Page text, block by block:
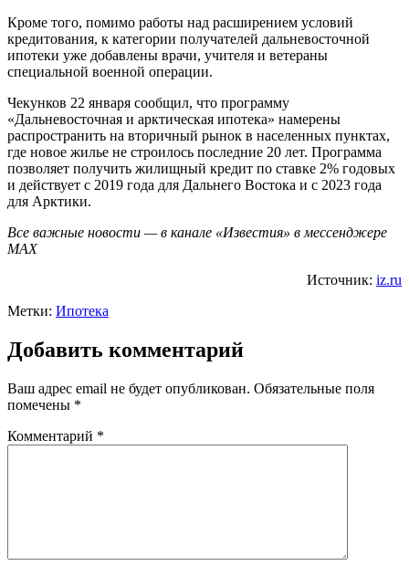
Кроме того, помимо работы над расширением условий
кредитования, к категории получателей дальневосточной
ипотеки уже добавлены врачи, учителя и ветераны
специальной военной операции.
Чекунков 22 января сообщил, что программу
«Дальневосточная и арктическая ипотека» намерены
распространить на вторичный рынок в населенных пунктах,
где новое жилье не строилось последние 20 лет. Программа
позволяет получить жилищный кредит по ставке 2% годовых
и действует с 2019 года для Дальнего Востока и с 2023 года
для Арктики.
Все важные новости — в канале «Известия» в мессенджере
МАХ
Источник: iz.ru
Метки: Ипотека
Добавить комментарий
Ваш адрес email не будет опубликован. Обязательные поля
помечены *
Комментарий *